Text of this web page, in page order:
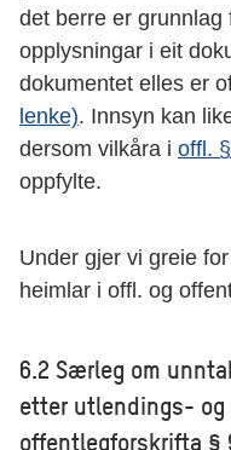
det berre er
opplysningar i eit
dokumentet elles er
lenke). Innsyn kan
dersom vilkåra i offl.
oppfylte.
Under gjer vi greie
heimlar i offl. og
6.2 Særleg om
etter utlendings-
offentlegforskrifta §